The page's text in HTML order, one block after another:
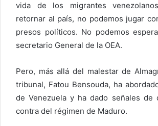
vida de los migrantes
retornar al país, no podemos jugar
presos políticos. No podemos
secretario General de la OEA.
Pero, más allá del malestar de
tribunal, Fatou Bensouda, ha
de Venezuela y ha dado señales de
contra del régimen de Maduro.